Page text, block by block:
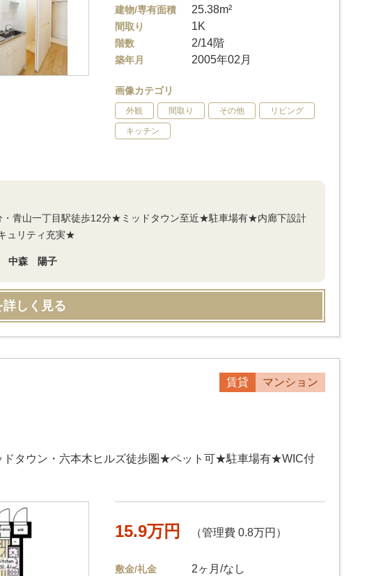
建物/専有面積 25.38m²
間取り 1K
階数 2/14階
築年月 2005年02月
画像カテゴリ
外観 間取り その他 リビング
キッチン
青山一丁目駅徒歩12分★ミッドタウン至近★駐車場有★内廊下設計
ュリティ充実★
中森 陽子
詳しく見る
賃貸 マンション
タウン・六本木ヒルズ徒歩圏★ペット可★駐車場有★WIC付
15.9万円 （管理費 0.8万円）
敷金/礼金 2ヶ月/なし